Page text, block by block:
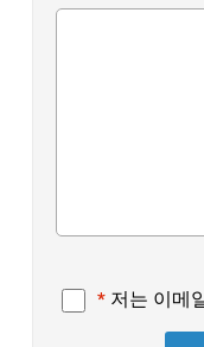
* 저는 이메